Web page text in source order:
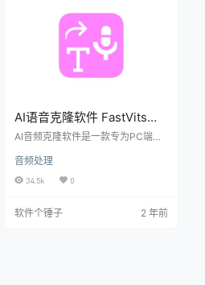
AI语音克隆软件 FastVits
v22 支持TXT文本转克隆声
AI音频克隆软件是一款专为PC端开
地完全独立运行。这款工具的设计
初衷是为了帮助用户轻松克隆特定
相近。令人称赞的是，该软件无需
音频处理
34.5k 0
软件个锤子 2 年前